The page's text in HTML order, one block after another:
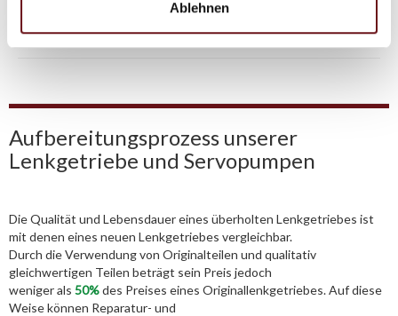
Ablehnen
02541/8483601
Aufbereitungsprozess unserer
Lenkgetriebe und Servopumpen
Die Qualität und Lebensdauer eines überholten Lenkgetriebes ist
mit denen eines neuen Lenkgetriebes vergleichbar.
Durch die Verwendung von Originalteilen und qualitativ
gleichwertigen Teilen beträgt sein Preis jedoch
weniger als 50%des Preises eines Originallenkgetriebes. Auf diese
Weise können Reparatur- und